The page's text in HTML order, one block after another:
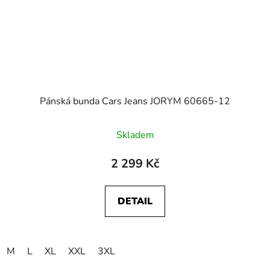
Pánská bunda Cars Jeans JORYM 60665-12
Skladem
2 299 Kč
DETAIL
M L XL XXL 3XL